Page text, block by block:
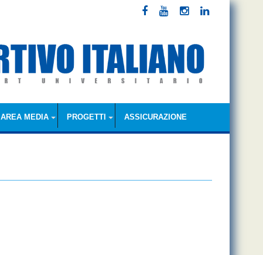
AREA MEDIA PROGETTI ASSICURAZIONE